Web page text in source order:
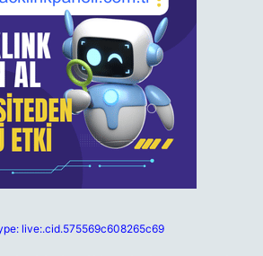
live:.cid.575569c608265c69